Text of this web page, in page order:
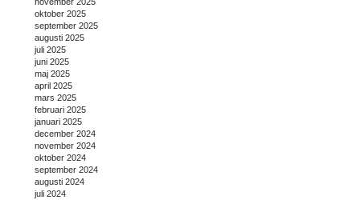
oktober 2025
september 2025
augusti 2025
juli 2025
juni 2025
maj 2025
april 2025
mars 2025
februari 2025
januari 2025
december 2024
november 2024
oktober 2024
september 2024
augusti 2024
juli 2024